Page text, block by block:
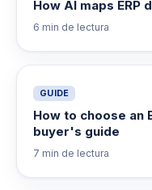
How AI maps ERP
6 min de lectura
GUIDE
How to choose an
buyer's guide
7 min de lectura